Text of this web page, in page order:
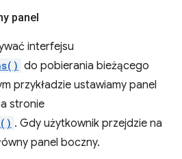
panel
interfejsu
do pobierania bieżącego
przykładzie ustawiamy panel
stronie
. Gdy użytkownik przejdzie na
panel boczny.